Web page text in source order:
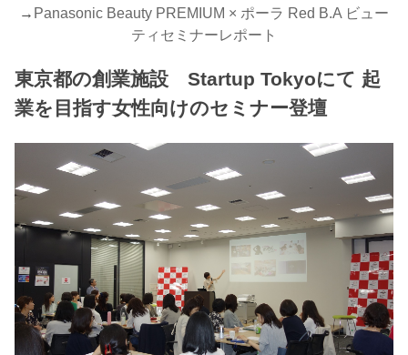
→ Panasonic Beauty PREMIUM × ポーラ Red B.A ビュー
ティセミナーレポート
東京都の創業施設 Startup Tokyoにて 起
業を目指す女性向けのセミナー登壇